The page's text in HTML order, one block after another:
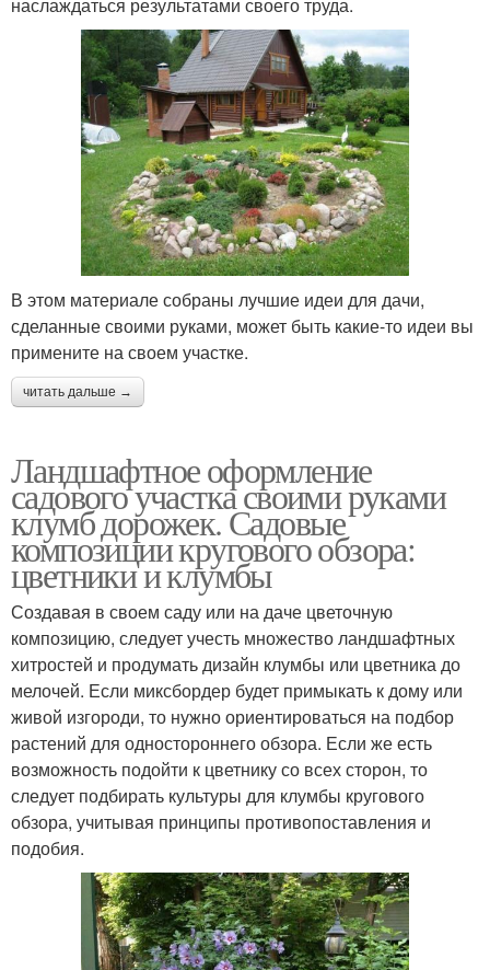
В этом материале собраны лучшие идеи для дачи,
сделанные своими руками, может быть какие-то идеи вы
примените на своем участке.
читать дальше →
Ландшафтное оформление
садового участка своими руками
клумб дорожек. Садовые
композиции кругового обзора:
цветники и клумбы
Создавая в своем саду или на даче цветочную
композицию, следует учесть множество ландшафтных
хитростей и продумать дизайн клумбы или цветника до
мелочей. Если миксбордер будет примыкать к дому или
живой изгороди, то нужно ориентироваться на подбор
растений для одностороннего обзора. Если же есть
возможность подойти к цветнику со всех сторон, то
следует подбирать культуры для клумбы кругового
обзора, учитывая принципы противопоставления и
подобия.